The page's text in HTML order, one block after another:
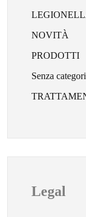
NOVITÀ
PRODOTTI
Senza
Legal